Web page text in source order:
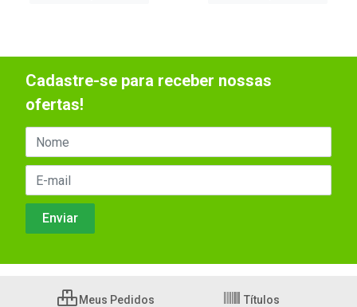
Cadastre-se para receber nossas
ofertas!
Meus Pedidos Títulos